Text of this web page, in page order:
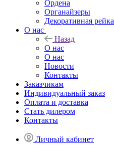
Ордена
Органайзеры
Декоративная рейка
О нас
Назад
О нас
О нас
Новости
Контакты
Заказчикам
Индивидуальный заказ
Оплата и доставка
Стать дилером
Контакты
Личный кабинет